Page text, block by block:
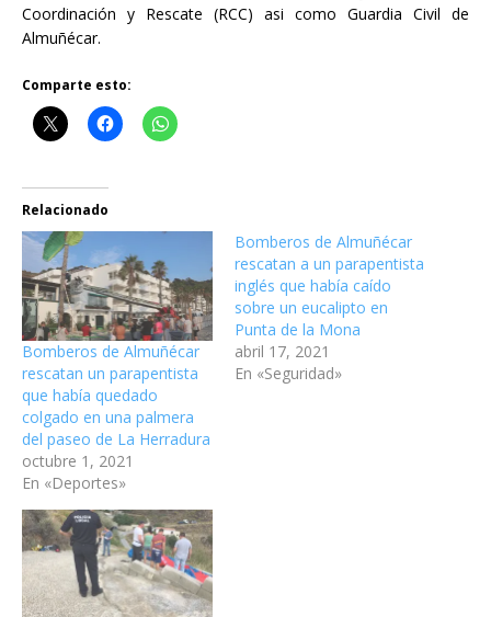
Coordinación y Rescate (RCC) asi como Guardia Civil de
Almuñécar.
Comparte esto:
Relacionado
Bomberos de Almuñécar
rescatan un parapentista
que había quedado
colgado en una palmera
del paseo de La Herradura
octubre 1, 2021
En «Deportes»
Bomberos de Almuñécar
rescatan a un parapentista
inglés que había caído
sobre un eucalipto en
Punta de la Mona
abril 17, 2021
En «Seguridad»